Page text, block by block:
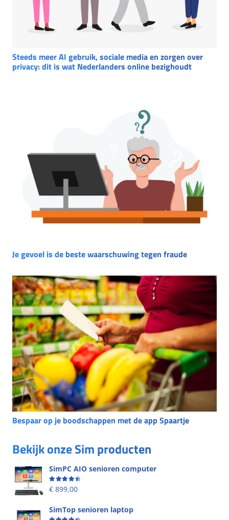
Steeds meer AI gebruik, sociale media en zorgen over
privacy: dit is wat Nederlanders online bezighoudt
Je gevoel is de beste waarschuwing tegen fraude
Bespaar op je boodschappen met de app Spaartje
Bekijk onze Sim producten
SimPC AIO senioren computer
Beoordeling
€ 899,00
SimTop senioren laptop